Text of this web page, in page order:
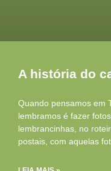
A história do
Quando pensamos em
lembramos é fazer
lembrancinhas, no
postais, com aquelas